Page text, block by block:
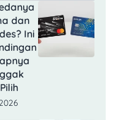
dan
Ini